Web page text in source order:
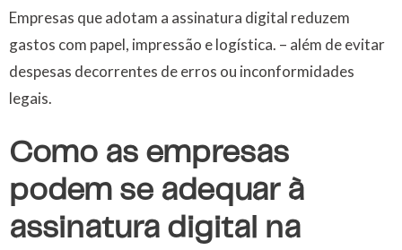
Empresas que adotam a assinatura digital reduzem
gastos com papel, impressão e logística. – além de evitar
despesas decorrentes de erros ou inconformidades
legais.
Como as empresas
podem se adequar à
assinatura digital na